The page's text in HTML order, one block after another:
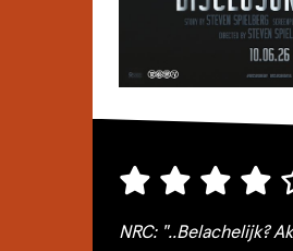
NRC: "..Belachelijk?